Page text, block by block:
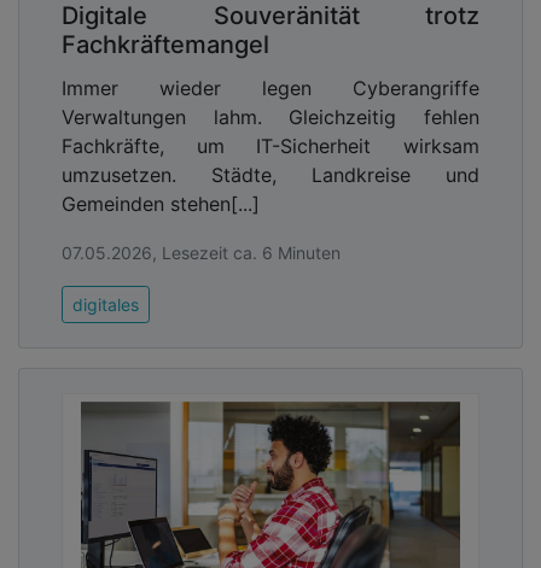
Digitale Souveränität trotz
Fachkräftemangel
Immer wieder legen Cyberangriffe
Verwaltungen lahm. Gleichzeitig fehlen
Fachkräfte, um IT-Sicherheit wirksam
umzusetzen. Städte, Landkreise und
Gemeinden stehen[...]
07.05.2026, Lesezeit ca. 6 Minuten
digitales